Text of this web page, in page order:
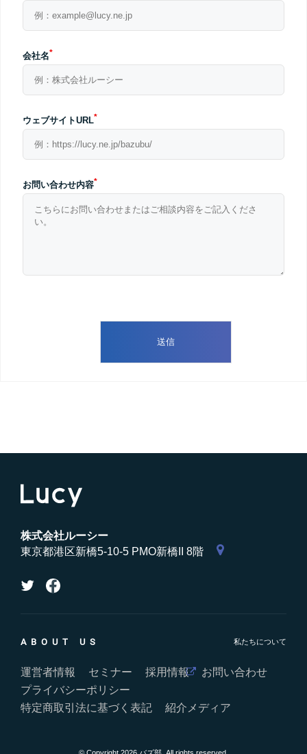
会社名*
ウェブサイトURL*
お問い合わせ内容*
株式会社ルーシー
東京都港区新橋5-10-5 PMO新橋II 8階
ABOUT US
運営者情報 セミナー 採用情報
お問い合わせ
プライバシーポリシー
特定商取引法に基づく表記
紹介メディア
© Copyright 2026 バズ部. All rights reserved.